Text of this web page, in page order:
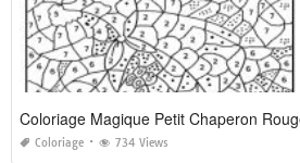
Coloriage Magique Petit Chaperon
Coloriage 734 Views